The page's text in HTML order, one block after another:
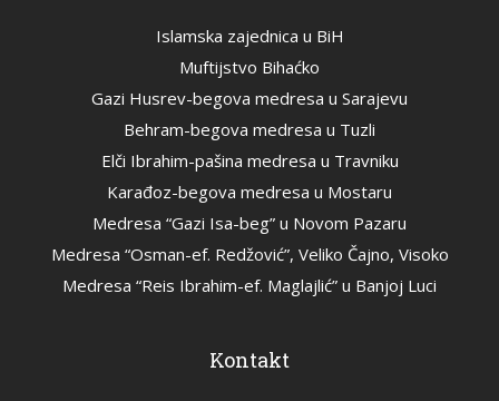
Islamska zajednica u BiH
Muftijstvo Bihaćko
Gazi Husrev-begova medresa u Sarajevu
Behram-begova medresa u Tuzli
Elči Ibrahim-pašina medresa u Travniku
Karađoz-begova medresa u Mostaru
Medresa “Gazi Isa-beg” u Novom Pazaru
Medresa “Osman-ef. Redžović”, Veliko Čajno, Visoko
Medresa “Reis Ibrahim-ef. Maglajlić” u Banjoj Luci
Kontakt